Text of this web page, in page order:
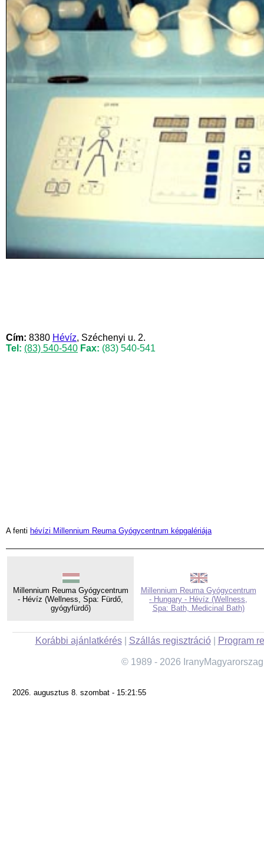
Cím: 8380 Hévíz, Széchenyi u. 2.
Tel: (83) 540-540 Fax: (83) 540-541
A fenti hévízi Millennium Reuma Gyógycentrum képgalériája
Millennium Reuma Gyógycentrum
- Hévíz (Wellness, Spa: Fürdő,
gyógyfürdő)
Millennium Reuma Gyógycentrum
- Hungary - Hévíz (Wellness,
Spa: Bath, Medicinal Bath)
Korábbi ajánlatkérés| Szállás regisztráció| Program
© 1989 - 2026
2026. augusztus 8. szombat - 15:21:55